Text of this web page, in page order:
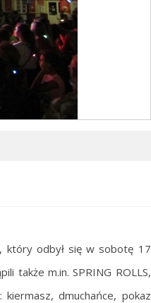
, który odbył się w sobotę 17
także m.in. SPRING ROLLS,
kiermasz, dmuchańce, pokaz